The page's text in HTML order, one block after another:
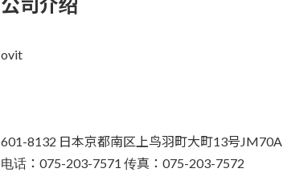
ovit
601-8132 日本京都南区上鸟羽町大町13号JM70A
电话：075-203-7571 传真：075-203-7572